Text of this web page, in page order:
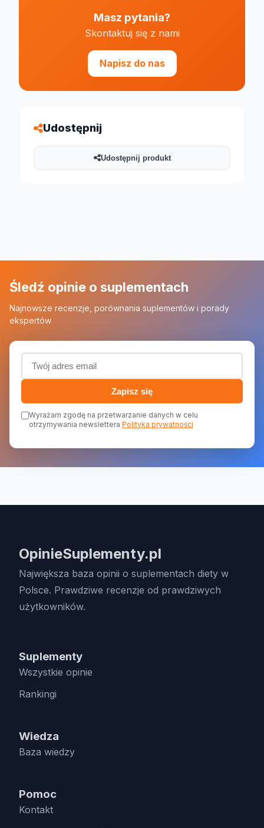
Masz pytania?
Skontaktuj się z nami
Napisz do nas
Udostępnij
Udostępnij produkt
Śledź opinie o suplementach
Najnowsze recenzje, porównania suplementów i porady
ekspertów
Adres email (wymagany)
Zapisz się
Wyrażam zgodę na przetwarzanie danych w celu
otrzymywania newslettera Polityka prywatności
OpinieSuplementy.pl
Największa baza opinii o suplementach diety w
Polsce. Prawdziwe recenzje od prawdziwych
użytkowników.
Suplementy
Wszystkie opinie
Rankingi
Wiedza
Baza wiedzy
Pomoc
Kontakt